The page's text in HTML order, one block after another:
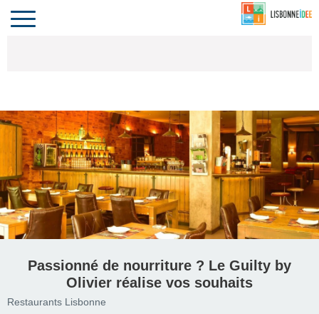
LE PORTUGAL
Toggle
navigation
Passionné de nourriture ? Le Guilty by
Olivier réalise vos souhaits
Restaurants Lisbonne